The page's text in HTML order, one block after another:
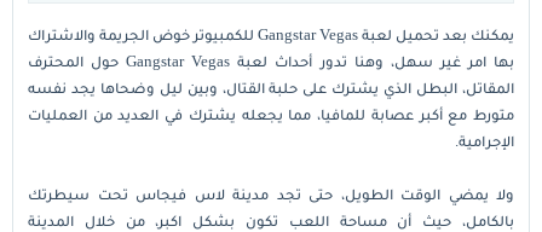
يمكنك بعد تحميل لعبة Gangstar Vegas للكمبيوتر خوض الجريمة والاشتراك
بها امر غير سهل، وهنا تدور أحداث لعبة Gangstar Vegas حول المحترف
المقاتل، البطل الذي يشترك على حلبة القتال، وبين ليل وضحاها يجد نفسه
متورط مع أكبر عصابة للمافيا، مما يجعله يشترك في العديد من العمليات
الإجرامية.
ولا يمضي الوقت الطويل، حتى تجد مدينة لاس فيجاس تحت سيطرتك
بالكامل، حيث أن مساحة اللعب تكون بشكل اكبر، من خلال المدينة